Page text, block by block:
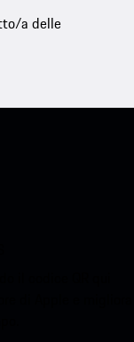
a delle